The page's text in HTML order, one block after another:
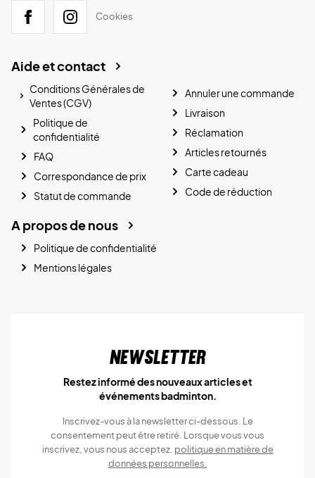
Cookies
Aide et contact
Conditions Générales de
Ventes (CGV)
Politique de
confidentialité
FAQ
Correspondance de prix
Statut de commande
Annuler une commande
Livraison
Réclamation
Articles retournés
Carte cadeau
Code de réduction
A propos de nous
Politique de confidentialité
Mentions légales
Newsletter
Restez informé des nouveaux articles et
événements badminton.
Inscrivez-vous à la newsletter ci-dessous. Le
consentement peut être retiré. Lorsque vous vous
inscrivez, vous nous acceptez. politique en matière de
données personnelles.